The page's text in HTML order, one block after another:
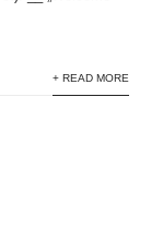
+ READ MORE